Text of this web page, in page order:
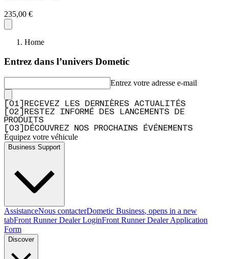
235,00 €
Home
Entrez dans l’univers Dometic
Entrez votre adresse e-mail
01
RECEVEZ LES DERNIÈRES ACTUALITÉS
02
RESTEZ INFORMÉ DES LANCEMENTS DE
PRODUITS
03 DÉCOUVREZ NOS PROCHAINS ÉVÉNEMENTS
Équipez votre véhicule
Business Support
AssistanceNous contacterDometic Business, opens in a new
tabFront Runner Dealer LoginFront Runner Dealer Application
Form
Discover